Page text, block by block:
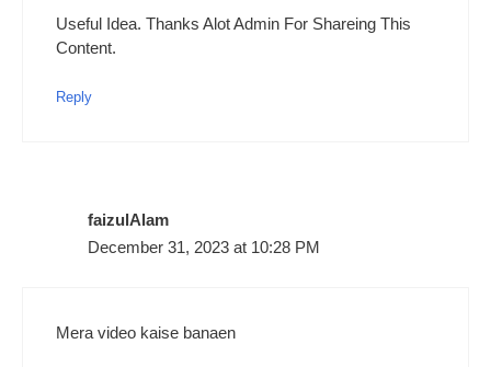
Useful Idea. Thanks Alot Admin For Shareing This
Content.
Reply
faizulAlam
December 31, 2023 at 10:28 PM
Mera video kaise banaen